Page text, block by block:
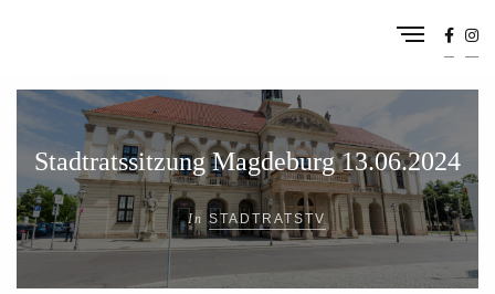
Stadtratssitzung Magdeburg 13.06.2024
In STADTRATSTV